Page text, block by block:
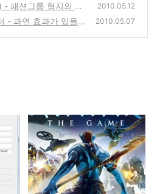
패션그룹 형지의 멋
(0)
2010.05.12
- 과연 효과가 있을
2010.05.07